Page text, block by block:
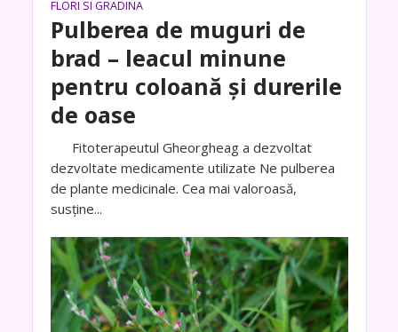
FLORI SI GRADINA
Pulberea de muguri de
brad – leacul minune
pentru coloană și durerile
de oase
Fitoterapeutul Gheorgheag a dezvoltat
dezvoltate medicamente utilizate Ne pulberea
de plante medicinale. Cea mai valoroasă,
susține...